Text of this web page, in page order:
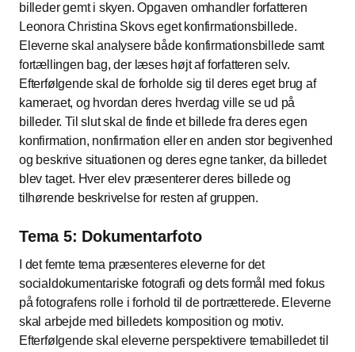
billeder gemt i skyen. Opgaven omhandler forfatteren
Leonora Christina Skovs eget konfirmationsbillede.
Eleverne skal analysere både konfirmationsbillede samt
fortællingen bag, der læses højt af forfatteren selv.
Efterfølgende skal de forholde sig til deres eget brug af
kameraet, og hvordan deres hverdag ville se ud på
billeder. Til slut skal de finde et billede fra deres egen
konfirmation, nonfirmation eller en anden stor begivenhed
og beskrive situationen og deres egne tanker, da billedet
blev taget. Hver elev præsenterer deres billede og
tilhørende beskrivelse for resten af gruppen.
Tema 5: Dokumentarfoto
I det femte tema præsenteres eleverne for det
socialdokumentariske fotografi og dets formål med fokus
på fotografens rolle i forhold til de portrætterede. Eleverne
skal arbejde med billedets komposition og motiv.
Efterfølgende skal eleverne perspektivere temabilledet til